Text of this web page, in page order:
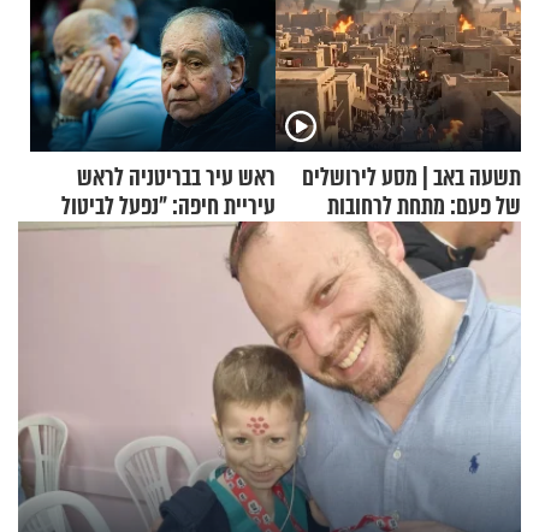
תשעה באב | מסע לירושלים
של פעם: מתחת לרחובות
ירושלים
ראש עיר בבריטניה לראש
עיריית חיפה: ״נפעל לביטול
ברית הערים התאומות״